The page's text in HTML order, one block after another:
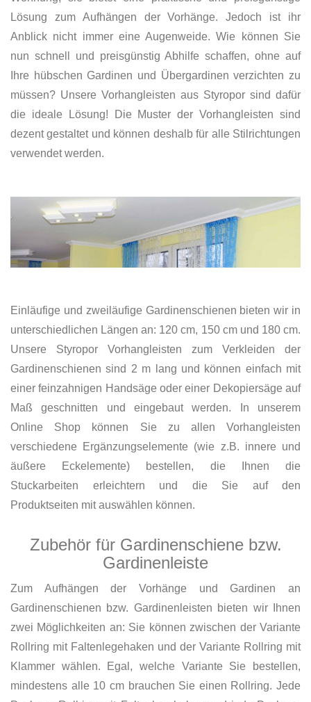
Lösung zum Aufhängen der Vorhänge. Jedoch ist ihr
Anblick nicht immer eine Augenweide. Wie können Sie
nun schnell und preisgünstig Abhilfe schaffen, ohne auf
Ihre hübschen Gardinen und Übergardinen verzichten zu
müssen? Unsere Vorhangleisten aus Styropor sind dafür
die ideale Lösung! Die Muster der Vorhangleisten sind
dezent gestaltet und können deshalb für alle Stilrichtungen
verwendet werden.
Einläufige und zweiläufige Gardinenschienen bieten wir in
unterschiedlichen Längen an: 120 cm, 150 cm und 180 cm.
Unsere Styropor Vorhangleisten zum Verkleiden der
Gardinenschienen sind 2 m lang und können einfach mit
einer feinzahnigen Handsäge oder einer Dekopiersäge auf
Maß geschnitten und eingebaut werden. In unserem
Online Shop können Sie zu allen Vorhangleisten
verschiedene Ergänzungselemente (wie z.B. innere und
äußere Eckelemente) bestellen, die Ihnen die
Stuckarbeiten erleichtern und die Sie auf den
Produktseiten mit auswählen können.
Zubehör für Gardinenschiene bzw.
Gardinenleiste
Zum Aufhängen der Vorhänge und Gardinen an
Gardinenschienen bzw. Gardinenleisten bieten wir Ihnen
zwei Möglichkeiten an: Sie können zwischen der Variante
Rollring mit Faltenlegehaken und der Variante Rollring mit
Klammer wählen. Egal, welche Variante Sie bestellen,
mindestens alle 10 cm brauchen Sie einen Rollring. Jede